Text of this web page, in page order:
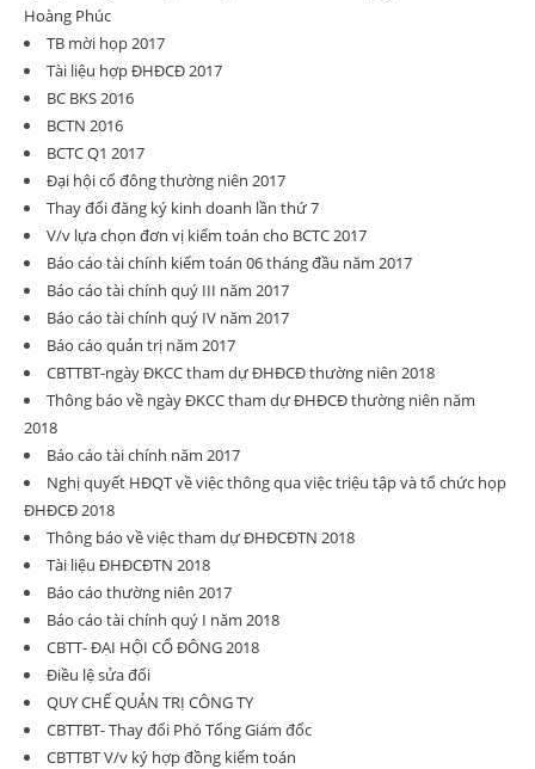
Hoàng Phúc
TB mời họp 2017
Tài liệu hợp ĐHĐCĐ 2017
BC BKS 2016
BCTN 2016
BCTC Q1 2017
Đại hội cổ đông thường niên 2017
Thay đổi đăng ký kinh doanh lần thứ 7
V/v lựa chọn đơn vị kiểm toán cho BCTC 2017
Báo cáo tài chính kiểm toán 06 tháng đầu năm 2017
Báo cáo tài chính quý III năm 2017
Báo cáo tài chính quý IV năm 2017
Báo cáo quản trị năm 2017
CBTTBT-ngày ĐKCC tham dự ĐHĐCĐ thường niên 2018
Thông báo về ngày ĐKCC tham dự ĐHĐCĐ thường niên năm
2018
Báo cáo tài chính năm 2017
Nghị quyết HĐQT về việc thông qua việc triệu tập và tổ chức họp
ĐHĐCĐ 2018
Thông báo về việc tham dự ĐHĐCĐTN 2018
Tài liệu ĐHĐCĐTN 2018
Báo cáo thường niên 2017
Báo cáo tài chính quý I năm 2018
CBTT- ĐẠI HỘI CỔ ĐÔNG 2018
Điều lệ sửa đổi
QUY CHẾ QUẢN TRỊ CÔNG TY
CBTTBT- Thay đổi Phó Tổng Giám đốc
CBTTBT V/v ký hợp đồng kiểm toán